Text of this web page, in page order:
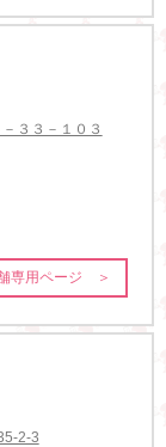
３３－１０３
専用ページ ＞
2-3